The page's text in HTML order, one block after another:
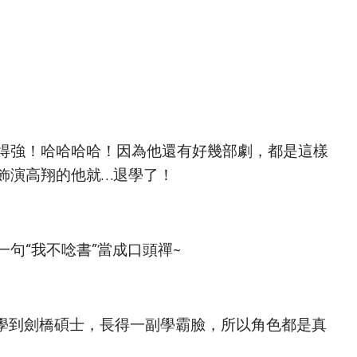
！哈哈哈哈！因為他還有好幾部劇，都是這樣
演高翔的他就…退學了！
“我不唸書”當成口頭禪~
劍橋碩士，長得一副學霸臉，所以角色都是真